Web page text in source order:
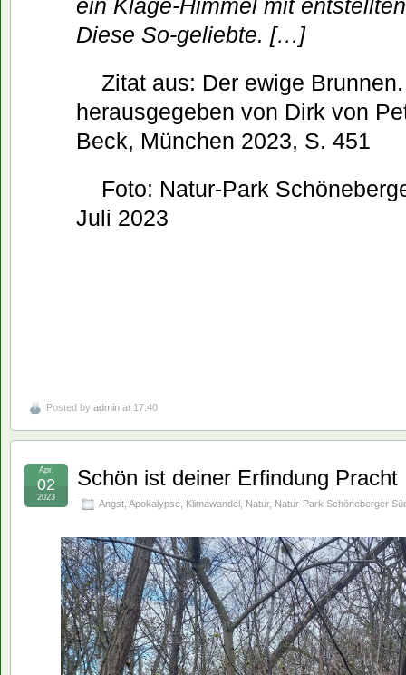
ein Klage-Himmel mit
Diese So-geliebte. […]
Zitat aus: Der ewige
herausgegeben von Dirk von
Beck, München 2023, S. 451
Foto: Natur-Park
Juli 2023
Posted by admin at 17:40
Schön ist deiner Erfindung Pracht
Angst Apokalypse Klimawandel Natur, Natur-Park Schöneberger
Apr.
02
2023